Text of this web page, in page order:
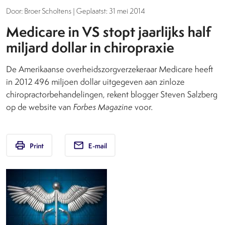
Door: Broer Scholtens | Geplaatst: 31 mei 2014
Medicare in VS stopt jaarlijks half
miljard dollar in chiropraxie
De Amerikaanse overheidszorgverzekeraar Medicare heeft
in 2012 496 miljoen dollar uitgegeven aan zinloze
chiropractorbehandelingen, rekent blogger Steven Salzberg
op de website van Forbes Magazine voor.
print Print email E-mail